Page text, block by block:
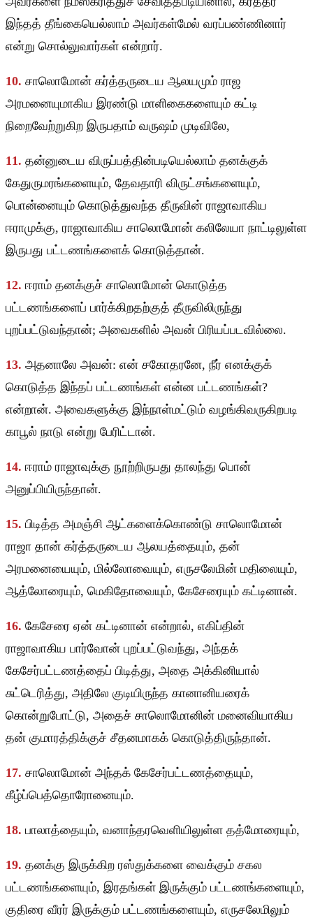
இந்தத் தீங்கையெல்லாம் அவர்கள்மேல் வரப்பண்ணினார்
என்று சொல்லுவார்கள் என்றார்.
10. சாலொமோன் கர்த்தருடைய ஆலயமும் ராஜ
அரமனையுமாகிய இரண்டு மாளிகைகளையும் கட்டி
நிறைவேற்றுகிற இருபதாம் வருஷம் முடிவிலே,
11. தன்னுடைய விருப்பத்தின்படியெல்லாம் தனக்குக்
கேதுருமரங்களையும், தேவதாரி விருட்சங்களையும்,
பொன்னையும் கொடுத்துவந்த தீருவின் ராஜாவாகிய
ஈராமுக்கு, ராஜாவாகிய சாலொமோன் கலிலேயா நாட்டிலுள்ள
இருபது பட்டணங்களைக் கொடுத்தான்.
12. ஈராம் தனக்குச் சாலொமோன் கொடுத்த
பட்டணங்களைப் பார்க்கிறதற்குத் தீருவிலிருந்து
புறப்பட்டுவந்தான்; அவைகளில் அவன் பிரியப்படவில்லை.
13. அதனாலே அவன்: என் சகோதரனே, நீர் எனக்குக்
கொடுத்த இந்தப் பட்டணங்கள் என்ன பட்டணங்கள்?
என்றான். அவைகளுக்கு இந்நாள்மட்டும் வழங்கிவருகிறபடி
காபூல் நாடு என்று பேரிட்டான்.
14. ஈராம் ராஜாவுக்கு நூற்றிருபது தாலந்து பொன்
அனுப்பியிருந்தான்.
15. பிடித்த அமஞ்சி ஆட்களைக்கொண்டு சாலொமோன்
ராஜா தான் கர்த்தருடைய ஆலயத்தையும், தன்
அரமனையையும், மில்லோவையும், எருசலேமின் மதிலையும்,
ஆத்லோரையும், மெகிதோவையும், கேசேரையும் கட்டினான்.
16. கேசேரை ஏன் கட்டினான் என்றால், எகிப்தின்
ராஜாவாகிய பார்வோன் புறப்பட்டுவந்து, அந்தக்
கேசேர்பட்டணத்தைப் பிடித்து, அதை அக்கினியால்
சுட்டெரித்து, அதிலே குடியிருந்த கானானியரைக்
கொன்றுபோட்டு, அதைச் சாலொமோனின் மனைவியாகிய
தன் குமாரத்திக்குச் சீதனமாகக் கொடுத்திருந்தான்.
17. சாலொமோன் அந்தக் கேசேர்பட்டணத்தையும்,
கீழ்ப்பெத்தொரோனையும்.
18. பாலாத்தையும், வனாந்தரவெளியிலுள்ள தத்மோரையும்,
19. தனக்கு இருக்கிற ரஸ்துக்களை வைக்கும் சகல
பட்டணங்களையும், இரதங்கள் இருக்கும் பட்டணங்களையும்,
குதிரை வீரர் இருக்கும் பட்டணங்களையும், எருசலேமிலும்